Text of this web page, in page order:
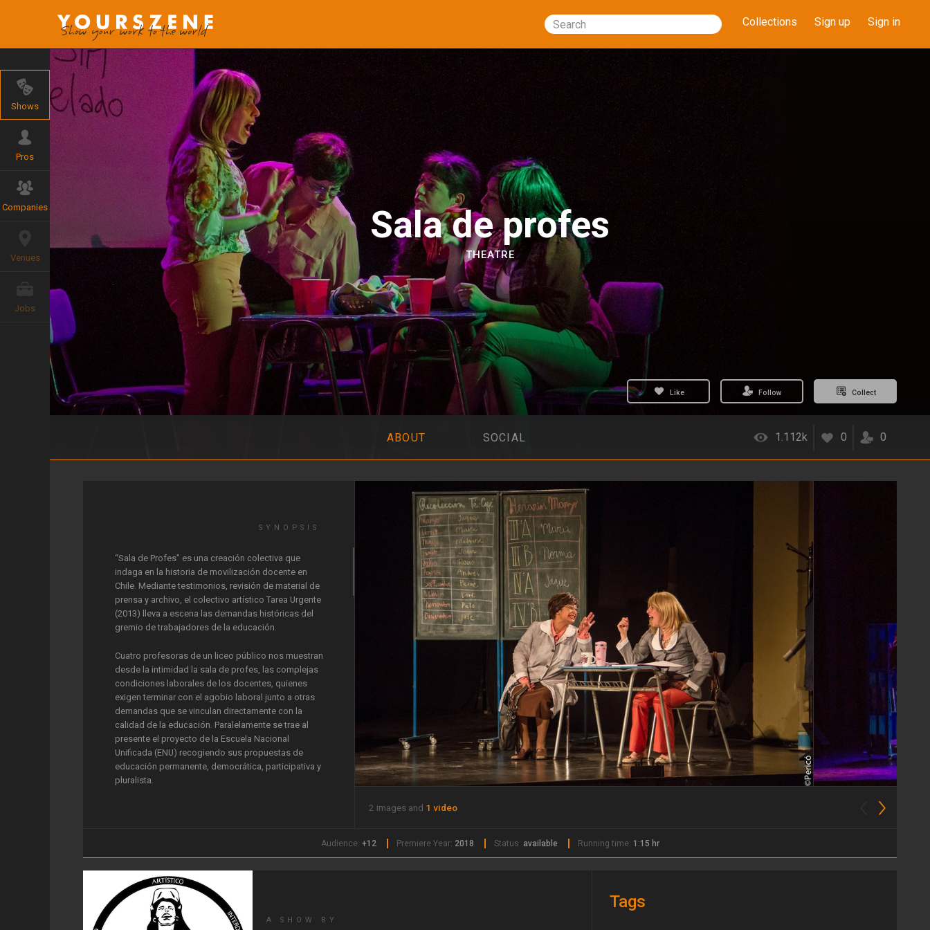
Search Collections Sign up Sign in
Shows
Pros
Companies
Venues
Jobs
Sala de profes
THEATRE
Like Follow Collect
ABOUT SOCIAL 1.112k 0 0
SYNOPSIS
“Sala de Profes” es una creación colectiva que
indaga en la historia de movilización docente en
Chile. Mediante testimonios, revisión de material de
prensa y archivo, el colectivo artístico Tarea Urgente
(2013) lleva a escena las demandas históricas del
gremio de trabajadores de la educación.
Cuatro profesoras de un liceo público nos muestran
desde la intimidad la sala de profes, las complejas
condiciones laborales de los docentes, quienes
exigen terminar con el agobio laboral junto a otras
demandas que se vinculan directamente con la
calidad de la educación. Paralelamente se trae al
presente el proyecto de la Escuela Nacional
Unificada (ENU) recogiendo sus propuestas de
educación permanente, democrática, participativa y
pluralista.
2 images and 1 video
Audience: +12 Premiere Year: 2018 Status: available Running time: 1:15 hr
A SHOW BY
Tags